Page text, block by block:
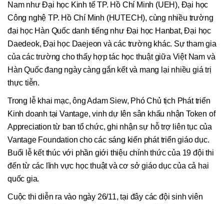
Nam như Đại học Kinh tế TP. Hồ Chí Minh (UEH), Đại học
Công nghệ TP. Hồ Chí Minh (HUTECH), cùng nhiều trường
đại học Hàn Quốc danh tiếng như Đại học Hanbat, Đại học
Daedeok, Đại học Daejeon và các trường khác. Sự tham gia
của các trường cho thấy hợp tác học thuật giữa Việt Nam và
Hàn Quốc đang ngày càng gắn kết và mang lại nhiều giá trị
thực tiễn.
Trong lễ khai mạc, ông Adam Siew, Phó Chủ tịch Phát triển
Kinh doanh tại Vantage, vinh dự lên sân khấu nhận Token of
Appreciation từ ban tổ chức, ghi nhận sự hỗ trợ liên tục của
Vantage Foundation cho các sáng kiến phát triển giáo dục.
Buổi lễ kết thúc với phần giới thiệu chính thức của 19 đội thi
đến từ các lĩnh vực học thuật và cơ sở giáo dục của cả hai
quốc gia.
Cuộc thi diễn ra vào ngày 26/11, tại đây các đội sinh viên